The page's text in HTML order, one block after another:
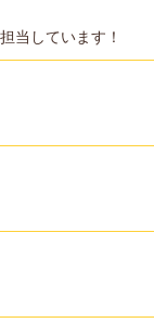
当しています！